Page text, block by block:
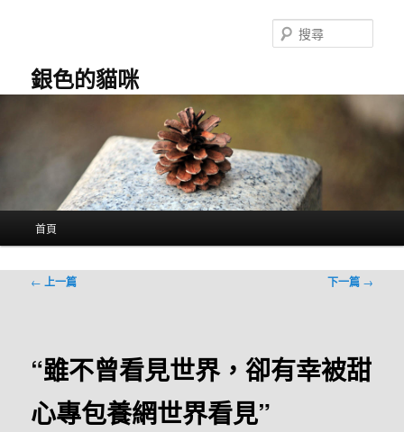
銀色的貓咪
尋
首頁
文
← 上一篇 下一篇 →
“雖不曾看見世界，卻有幸被甜
心專包養網世界看見”